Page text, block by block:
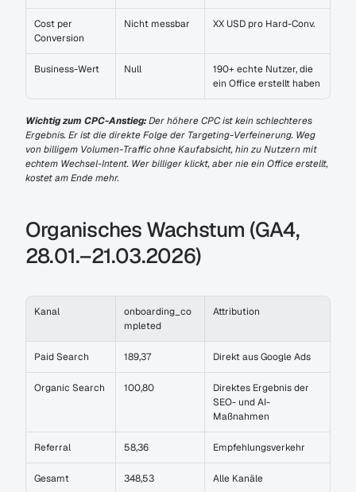
Cost per
Conversion
Nicht messbar XX USD pro Hard-Conv.
Business-Wert Null
190+ echte Nutzer, die
ein Office erstellt haben
Wichtig zum CPC-Anstieg: Der höhere CPC ist kein schlechteres
Ergebnis. Er ist die direkte Folge der Targeting-Verfeinerung. Weg
von billigem Volumen-Traffic ohne Kaufabsicht, hin zu Nutzern mit
echtem Wechsel-Intent. Wer billiger klickt, aber nie ein Office erstellt,
kostet am Ende mehr.
Organisches Wachstum (GA4,
28.01.–21.03.2026)
Kanal
onboarding_co
mpleted
Attribution
Paid Search 189,37 Direkt aus Google Ads
Organic Search 100,80
Direktes Ergebnis der
SEO- und AI-
Maßnahmen
Referral 58,36 Empfehlungsverkehr
Gesamt 348,53 Alle Kanäle